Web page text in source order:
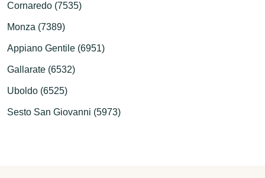
Cornaredo (7535)
Monza (7389)
Appiano Gentile (6951)
Gallarate (6532)
Uboldo (6525)
Sesto San Giovanni (5973)